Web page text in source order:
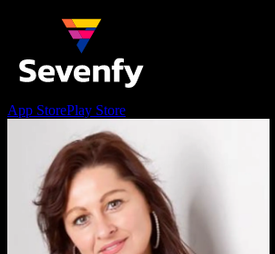
App StorePlay Store